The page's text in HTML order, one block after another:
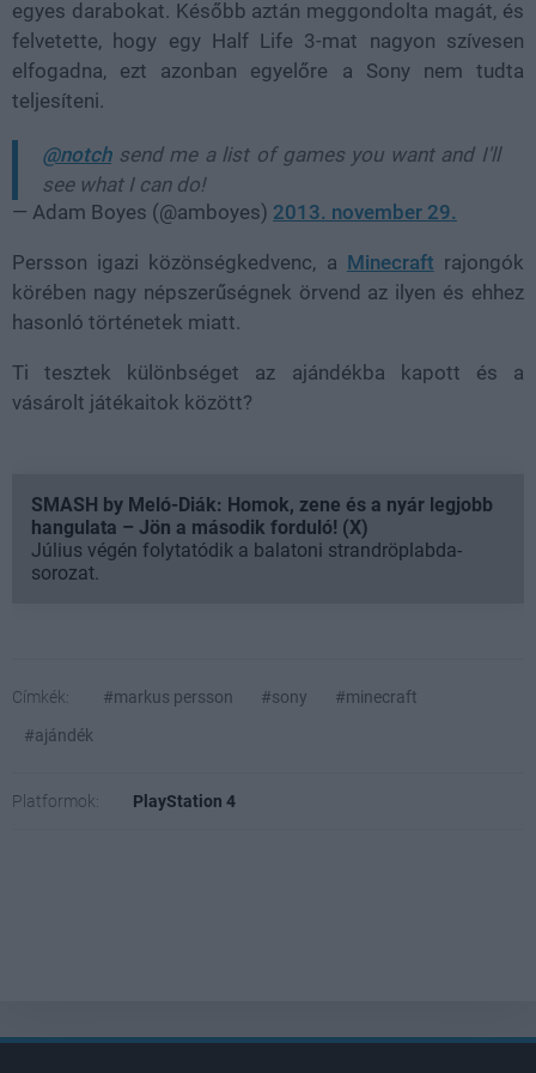
egyes darabokat. Később aztán meggondolta magát, és
felvetette, hogy egy Half Life 3-mat nagyon szívesen
elfogadna, ezt azonban egyelőre a Sony nem tudta
teljesíteni.
@notchsend me a list of games you want and I'll
see what I can do!
— Adam Boyes (@amboyes) 2013. november 29.
Persson igazi közönségkedvenc, a Minecraft rajongók
körében nagy népszerűségnek örvend az ilyen és ehhez
hasonló történetek miatt.
Ti tesztek különbséget az ajándékba kapott és a
vásárolt játékaitok között?
SMASH by Meló-Diák: Homok, zene és a nyár legjobb
hangulata – Jön a második forduló! (X)
Július végén folytatódik a balatoni strandröplabda-
sorozat.
Címkék: #markus persson #sony
#minecraft
#ajándék
Platformok: PlayStation 4